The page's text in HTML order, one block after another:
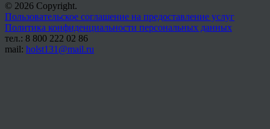
© 2026 Copyright.
Пользовательское соглашение на предоставление услуг
Политика конфиденциальности персональных данных
тел.: 8 800 222 02 86
mail: holst131@mail.ru